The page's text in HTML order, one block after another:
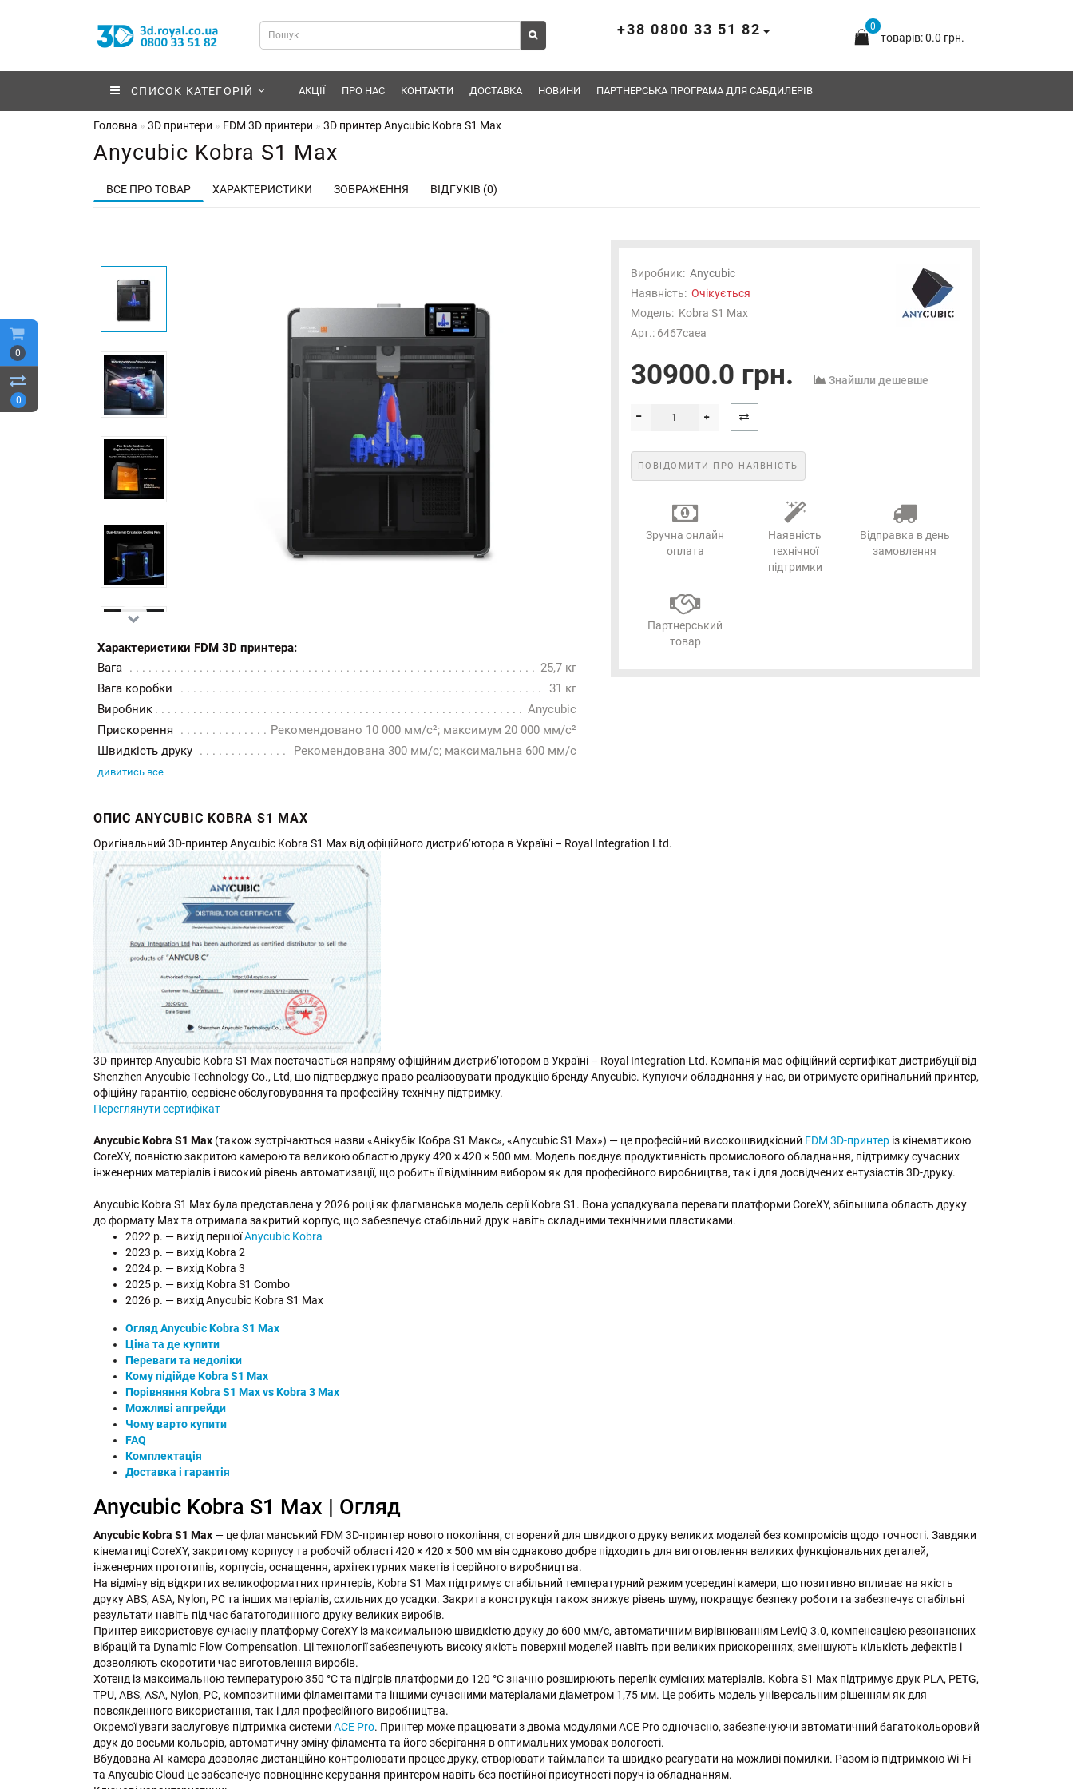
0
0
0
товарів: 0.0 грн.
+38 0800 33 51 82
СПИСОК КАТЕГОРІЙ АКЦІЇ ПРО НАС КОНТАКТИ ДОСТАВКА НОВИНИ ПАРТНЕРСЬКА ПРОГРАМА ДЛЯ САБДИЛЕРІВ
Головна 3D принтери FDM 3D принтери 3D принтер Anycubic Kobra S1 Max
Anycubic Kobra S1 Max
ВСЕ ПРО ТОВАР ХАРАКТЕРИСТИКИ ЗОБРАЖЕННЯ ВІДГУКІВ (0)
Характеристики FDM 3D принтера:
Вага
25,7 кг
Вага коробки
31 кг
Виробник
Anycubic
Прискорення
Рекомендовано 10 000 мм/с²; максимум 20 000 мм/с²
Швидкість друку
Рекомендована 300 мм/с; максимальна 600 мм/с
дивитись все
Виробник: Anycubic
Наявність: Очікується
Модель: Kobra S1 Max
Арт.: 6467caea
30900.0 грн. Знайшли дешевше
ПОВІДОМИТИ ПРО НАЯВНІСТЬ
Зручна онлайн
оплата
Наявність
технічної
підтримки
Відправка в день
замовлення
Партнерський
товар
ОПИС ANYCUBIC KOBRA S1 MAX
Оригінальний 3D-принтер Anycubic Kobra S1 Max від офіційного дистриб’ютора в Україні – Royal Integration Ltd.
3D-принтер Anycubic Kobra S1 Max постачається напряму офіційним дистриб’ютором в Україні – Royal Integration Ltd. Компанія має офіційний сертифікат дистрибуції від
Shenzhen Anycubic Technology Co., Ltd, що підтверджує право реалізовувати продукцію бренду Anycubic. Купуючи обладнання у нас, ви отримуєте оригінальний принтер,
офіційну гарантію, сервісне обслуговування та професійну технічну підтримку.
Переглянути сертифікат
Anycubic Kobra S1 Max (також зустрічаються назви «Анікубік Кобра S1 Макс», «Anycubic S1 Max») — це професійний високошвидкісний FDM 3D-принтер із кінематикою
CoreXY, повністю закритою камерою та великою областю друку 420 × 420 × 500 мм. Модель поєднує продуктивність промислового обладнання, підтримку сучасних
інженерних матеріалів і високий рівень автоматизації, що робить її відмінним вибором як для професійного виробництва, так і для досвідчених ентузіастів 3D-друку.
Anycubic Kobra S1 Max була представлена у 2026 році як флагманська модель серії Kobra S1. Вона успадкувала переваги платформи CoreXY, збільшила область друку
до формату Max та отримала закритий корпус, що забезпечує стабільний друк навіть складними технічними пластиками.
2022 р. — вихід першоїAnycubic Kobra
2023 р. — вихід Kobra 2
2024 р. — вихід Kobra 3
2025 р. — вихід Kobra S1 Combo
2026 р. — вихід Anycubic Kobra S1 Max
Огляд Anycubic Kobra S1 Max
Ціна та де купити
Переваги та недоліки
Кому підійде Kobra S1 Max
Порівняння Kobra S1 Max vs Kobra 3 Max
Можливі апгрейди
Чому варто купити
FAQ
Комплектація
Доставка і гарантія
Anycubic Kobra S1 Max | Огляд
Anycubic Kobra S1 Max — це флагманський FDM 3D-принтер нового покоління, створений для швидкого друку великих моделей без компромісів щодо точності. Завдяки
кінематиці CoreXY, закритому корпусу та робочій області 420 × 420 × 500 мм він однаково добре підходить для виготовлення великих функціональних деталей,
інженерних прототипів, корпусів, оснащення, архітектурних макетів і серійного виробництва.
На відміну від відкритих великоформатних принтерів, Kobra S1 Max підтримує стабільний температурний режим усередині камери, що позитивно впливає на якість
друку ABS, ASA, Nylon, PC та інших матеріалів, схильних до усадки. Закрита конструкція також знижує рівень шуму, покращує безпеку роботи та забезпечує стабільні
результати навіть під час багатогодинного друку великих виробів.
Принтер використовує сучасну платформу CoreXY із максимальною швидкістю друку до 600 мм/с, автоматичним вирівнюванням LeviQ 3.0, компенсацією резонансних
вібрацій та Dynamic Flow Compensation. Ці технології забезпечують високу якість поверхні моделей навіть при великих прискореннях, зменшують кількість дефектів і
дозволяють скоротити час виготовлення виробів.
Хотенд із максимальною температурою 350 °C та підігрів платформи до 120 °C значно розширюють перелік сумісних матеріалів. Kobra S1 Max підтримує друк PLA, PETG,
TPU, ABS, ASA, Nylon, PC, композитними філаментами та іншими сучасними матеріалами діаметром 1,75 мм. Це робить модель універсальним рішенням як для
повсякденного використання, так і для професійного виробництва.
Окремої уваги заслуговує підтримка системи ACE Pro. Принтер може працювати з двома модулями ACE Pro одночасно, забезпечуючи автоматичний багатокольоровий
друк до восьми кольорів, автоматичну зміну філамента та його зберігання в оптимальних умовах вологості.
Вбудована AI-камера дозволяє дистанційно контролювати процес друку, створювати таймлапси та швидко реагувати на можливі помилки. Разом із підтримкою Wi-Fi
та Anycubic Cloud це забезпечує повноцінне керування принтером навіть без постійної присутності поруч із обладнанням.
Отримуйте першими новини про надходження,
підписуйтесь!
Підписатися